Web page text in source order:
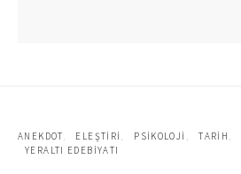
ANEKDOT ELEŞTIRI PSIKOLOJI TARIH
YERALTI EDEBIYATI